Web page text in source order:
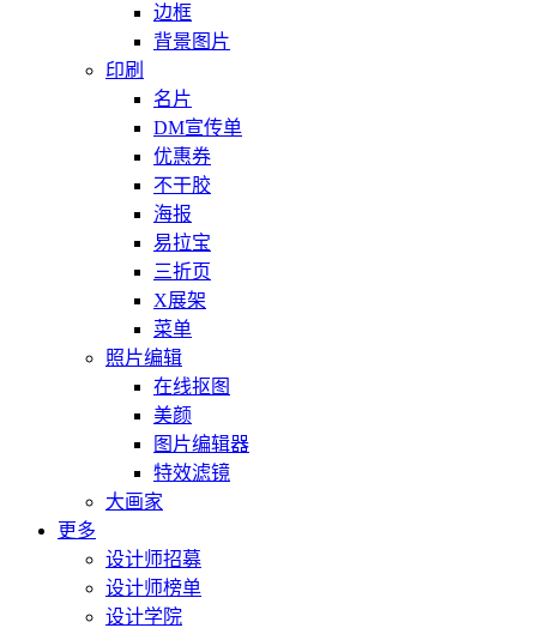
边框
背景图片
印刷
名片
DM宣传单
优惠券
不干胶
海报
易拉宝
三折页
X展架
菜单
照片编辑
在线抠图
美颜
图片编辑器
特效滤镜
大画家
更多
设计师招募
设计师榜单
设计学院